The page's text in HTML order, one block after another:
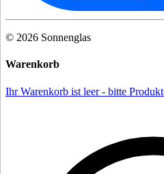
© 2026 Sonnenglas
Warenkorb
Ihr Warenkorb ist leer - bitte